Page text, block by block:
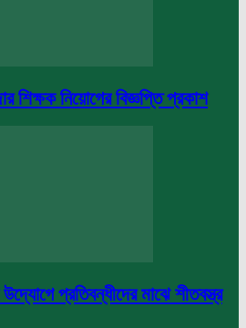
শিক্ষক নিয়োগের বিজ্ঞপ্তি প্রকাশ
প্রতিবন্ধীদের মাঝে শীতবস্ত্র